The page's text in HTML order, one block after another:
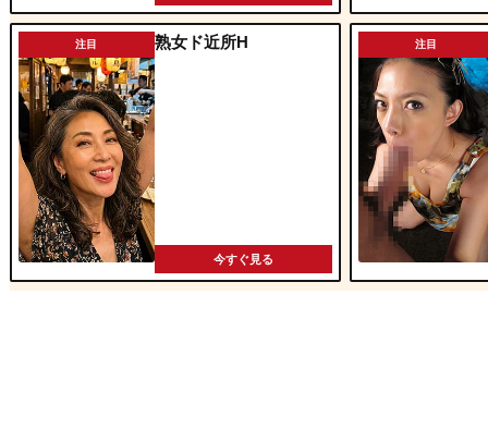
注目 熟女ド近所H
今すぐ見る
注目